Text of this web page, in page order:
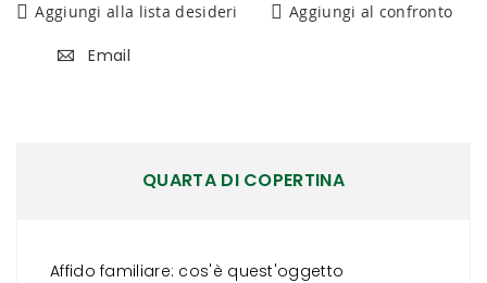
Aggiungi alla lista desideri Aggiungi al confronto
Email
QUARTA DI COPERTINA
Affido familiare: cos'è quest'oggetto